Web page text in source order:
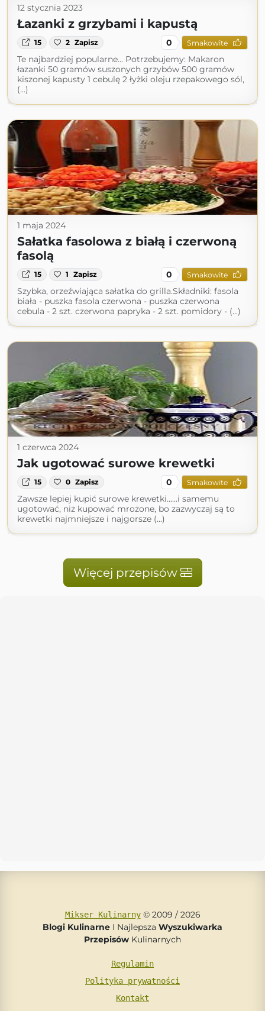
12 stycznia 2023
Łazanki z grzybami i kapustą
15 2 Zapisz 0 Smakowite
Te najbardziej popularne... Potrzebujemy: Makaron
łazanki 50 gramów suszonych grzybów 500 gramów
kiszonej kapusty 1 cebulę 2 łyżki oleju rzepakowego sól,
(...)
1 maja 2024
Sałatka fasolowa z białą i czerwoną
fasolą
15 1 Zapisz 0 Smakowite
Szybka, orzeźwiająca sałatka do grilla.Składniki: fasola
biała - puszka fasola czerwona - puszka czerwona
cebula - 2 szt. czerwona papryka - 2 szt. pomidory - (...)
1 czerwca 2024
Jak ugotować surowe krewetki
15 0 Zapisz 0 Smakowite
Zawsze lepiej kupić surowe krewetki......i samemu
ugotować, niż kupować mrożone, bo zazwyczaj są to
krewetki najmniejsze i najgorsze (...)
Więcej przepisów
Mikser Kulinarny© 2009 / 2026
Blogi Kulinarne I Najlepsza Wyszukiwarka
Przepisów Kulinarnych
Regulamin
Polityka prywatności
Kontakt